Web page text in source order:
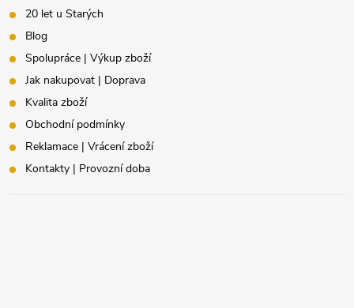
20 let u Starých
Blog
Spolupráce | Výkup zboží
Jak nakupovat | Doprava
Kvalita zboží
Obchodní podmínky
Reklamace | Vrácení zboží
Kontakty | Provozní doba